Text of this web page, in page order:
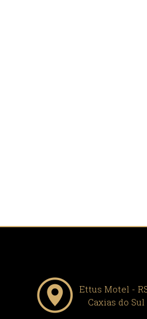
Ettus Motel -
Caxias do Sul